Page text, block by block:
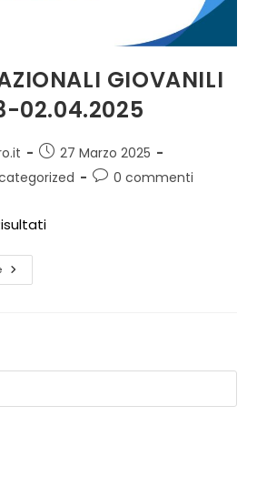
GIOVANILI
02.04.2025
27 Marzo 2025
0 commenti